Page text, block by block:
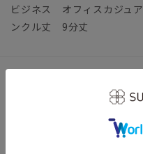
ビジネス オフィスカジ
ンクル丈 9分丈
【仕様】ワンタック／テー